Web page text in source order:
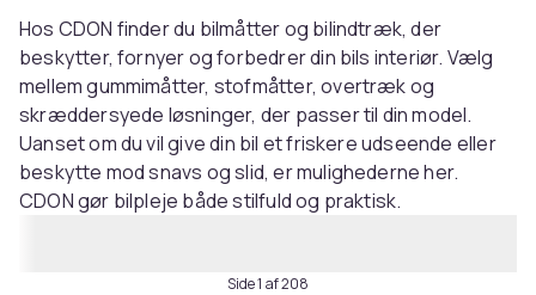
Hos CDON finder du bilmåtter og bilindtræk, der
beskytter, fornyer og forbedrer din bils interiør. Vælg
mellem gummimåtter, stofmåtter, overtræk og
skræddersyede løsninger, der passer til din model.
Uanset om du vil give din bil et friskere udseende eller
beskytte mod snavs og slid, er mulighederne her.
CDON gør bilpleje både stilfuld og praktisk.
Side 1 af 208